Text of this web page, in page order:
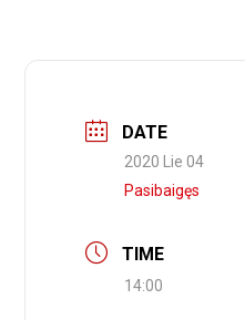
DATE
2020 Lie 04
Pasibaigęs
TIME
14:00